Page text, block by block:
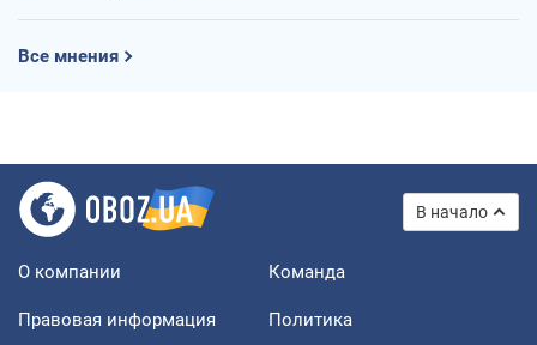
Все мнения
В начало
О компании Команда
Правовая информация
Политика